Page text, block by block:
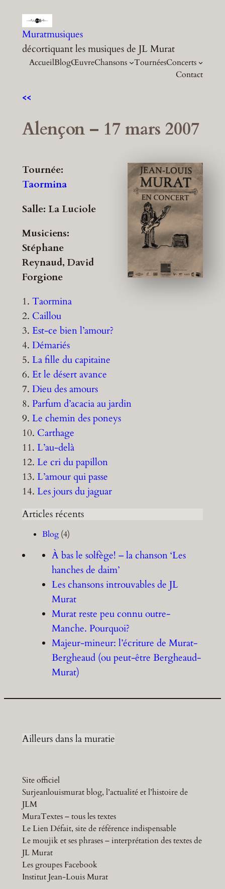
contenu
Muratmusiques
décortiquant les musiques de JL Murat
AccueilBlogŒuvreChansons TournéesConcerts
Contact
<<
Alençon – 17 mars 2007
Tournée:
Taormina
Salle: La Luciole
Musiciens:
Stéphane
Reynaud, David
Forgione
1. Taormina
2. Caillou
3. Est-ce bien l’amour?
4. Démariés
5. La fille du capitaine
6. Et le désert avance
7. Dieu des amours
8. Parfum d’acacia au jardin
9. Le chemin des poneys
10. Carthage
11. L’au-delà
12. Le cri du papillon
13. L’amour qui passe
14. Les jours du jaguar
Articles récents
Blog(4)
À bas le solfège! – la chanson ‘Les
hanches de daim’
Les chansons introuvables de JL
Murat
Murat reste peu connu outre-
Manche. Pourquoi?
Majeur-mineur: l’écriture de Murat-
Bergheaud (ou peut-être Bergheaud-
Murat)
Ailleurs dans la muratie
Site officiel
Surjeanlouismurat blog, l’actualité et l’histoire de
JLM
MuraTextes – tous les textes
Le Lien Défait, site de référence indispensable
Le moujik et ses phrases – interprétation des textes de
JL Murat
Les groupes Facebook
Institut Jean-Louis Murat